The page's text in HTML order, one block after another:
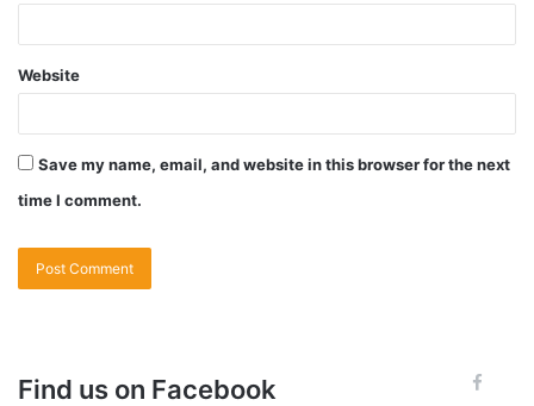
Website
Save my name, email, and website in this browser for the next
time I comment.
Find us on Facebook